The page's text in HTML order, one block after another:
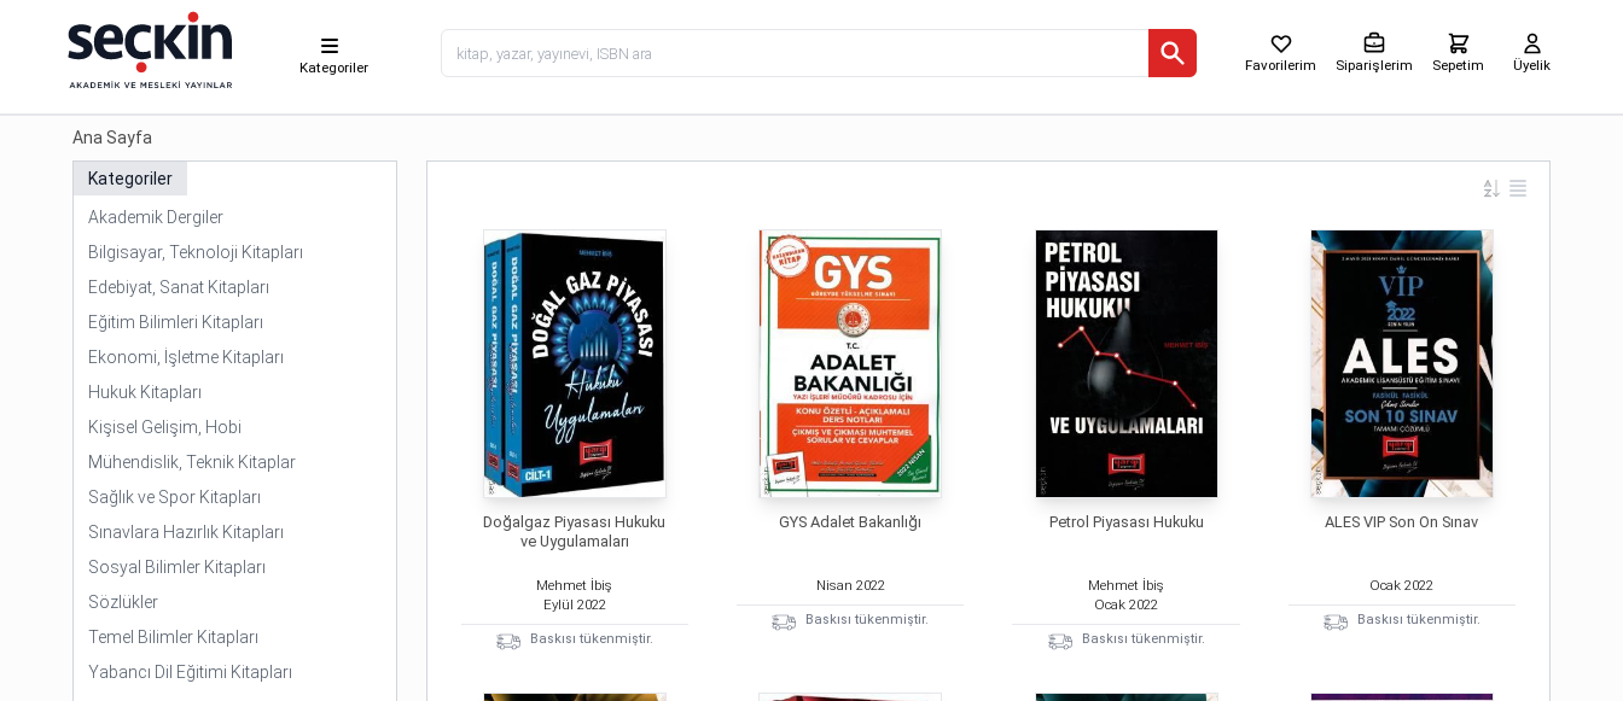
Kategoriler Favorilerim Siparişlerim Sepetim Üyelik
Ana Sayfa
Kategoriler
Akademik Dergiler
Bilgisayar, Teknoloji Kitapları
Edebiyat, Sanat Kitapları
Eğitim Bilimleri Kitapları
Ekonomi, İşletme Kitapları
Hukuk Kitapları
Kişisel Gelişim, Hobi
Mühendislik, Teknik Kitaplar
Sağlık ve Spor Kitapları
Sınavlara Hazırlık Kitapları
Sosyal Bilimler Kitapları
Sözlükler
Temel Bilimler Kitapları
Yabancı Dil Eğitimi Kitapları
Doğalgaz Piyasası Hukuku
ve Uygulamaları
Mehmet İbiş
Eylül 2022
Baskısı tükenmiştir.
GYS Adalet Bakanlığı
Nisan 2022
Baskısı tükenmiştir.
Petrol Piyasası Hukuku
Mehmet İbiş
Ocak 2022
Baskısı tükenmiştir.
ALES VIP Son On Sınav
Ocak 2022
Baskısı tükenmiştir.